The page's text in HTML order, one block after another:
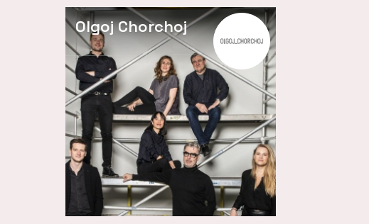
Olgoj Chorchoj